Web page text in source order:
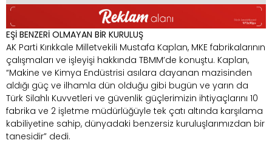
EŞİ BENZERİ OLMAYAN BİR KURULUŞ
AK Parti Kırıkkale Milletvekili Mustafa Kaplan, MKE fabrikalarının
çalışmaları ve işleyişi hakkında TBMM’de konuştu. Kaplan,
“Makine ve Kimya Endüstrisi asılara dayanan mazisinden
aldığı güç ve ilhamla dün olduğu gibi bugün ve yarın da
Türk Silahlı Kuvvetleri ve güvenlik güçlerimizin ihtiyaçlarını 10
fabrika ve 2 işletme müdürlüğüyle tek çatı altında karşılama
kabiliyetine sahip, dünyadaki benzersiz kuruluşlarımızdan bir
tanesidir” dedi.